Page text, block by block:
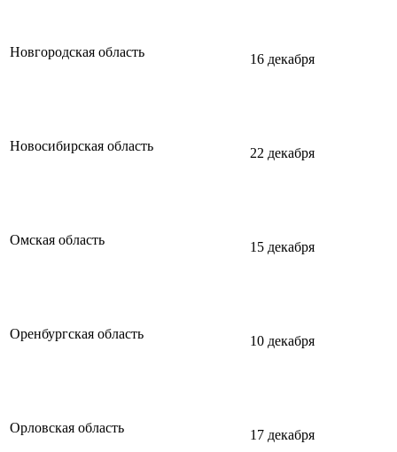
Новгородская область 16 декабря
Новосибирская область 22 декабря
Омская область 15 декабря
Оренбургская область 10 декабря
Орловская область 17 декабря